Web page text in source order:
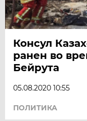
Консул
ранен во
Бейрута
05.08.2020 10:55
ПОЛИТИКА